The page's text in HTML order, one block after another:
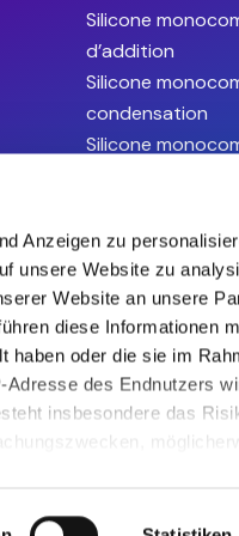
Anzeigen zu
unsere Website zu
Website an unsere
diese Informationen
haben oder die sie im
des Endnutzers
insbesondere das
klicken, findet
Silicone
d’addition
Silicone
condensation
Silicone
Silicone Grade
Silicone
(Silcool)
Silicones Gel
Vernis de